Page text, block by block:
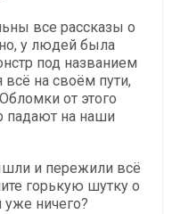
все рассказы о
у людей была
под названием
на своём пути,
от этого
падают на наши
и пережили всё
горькую шутку о
ничего?